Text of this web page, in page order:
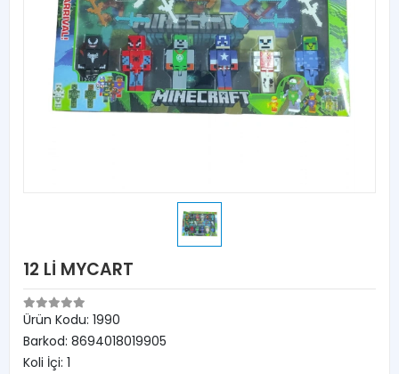
12 Lİ MYCART
Ürün Kodu: 1990
Barkod: 8694018019905
Koli İçi: 1